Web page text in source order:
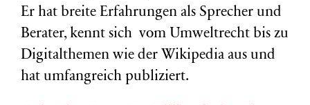
Er hat breite Erfahrungen als Sprecher und
Berater, kennt sich vom Umweltrecht bis zu
Digitalthemen wie der Wikipedia aus und
hat umfangreich publiziert.